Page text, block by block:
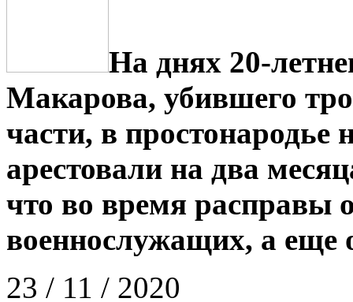
На днях 20-
Макарова, убившего
части, в
арестовали на два
что во время расправы
военнослужащих, а еще
23 / 11 / 2020